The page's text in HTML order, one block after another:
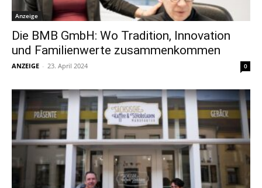
Anzeige
Die BMB GmbH: Wo Tradition, Innovation
und Familienwerte zusammenkommen
ANZEIGE - 23. April 2024 0